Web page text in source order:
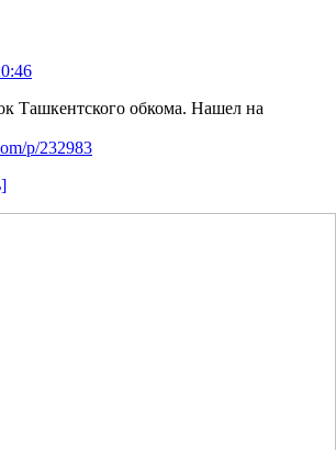
Ташкентского обкома. Нашел на
p/232983